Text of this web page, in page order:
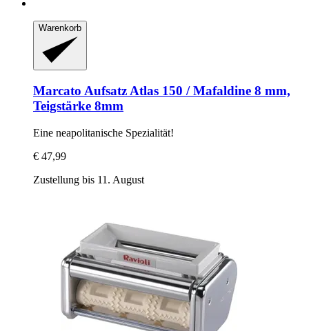
Warenkorb
Marcato Aufsatz Atlas 150 / Mafaldine 8 mm,
Teigstärke 8mm
Eine neapolitanische Spezialität!
€ 47,99
Zustellung bis 11. August